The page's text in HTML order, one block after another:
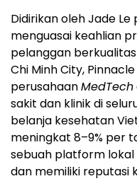
Didirikan oleh Jade Le
menguasai keahlian
pelanggan
Chi Minh City,
perusahaanMedTech
sakit dan klinik di
belanja kesehatan
meningkat 8–9% per
sebuah platform lokal
dan memiliki reputasi